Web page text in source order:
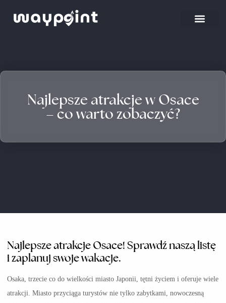
Najlepsze atrakcje w Osace
– co warto zobaczyć?
Najlepsze atrakcje Osace! Sprawdź naszą listę
i zaplanuj swoje wakacje.
Osaka, trzecie co do wielkości miasto Japonii, tętni życiem i oferuje wiele
atrakcji. Miasto przyciąga turystów nie tylko zabytkami, nowoczesną